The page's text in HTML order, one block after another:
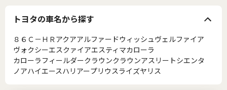
トヨタの車名から探す
８６ Ｃ－ＨＲ アクアアルファードウィッシュヴェルファイア
ヴォクシーエスクァイアエスティマカローラ
カローラフィールダークラウンクラウンアスリートシエンタ
ノアハイエースハリアープリウスライズヤリス